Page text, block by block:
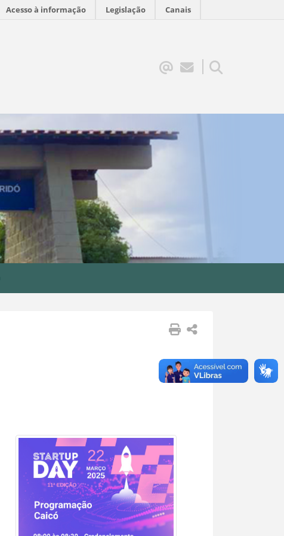
Acesso à informação Legislação Canais